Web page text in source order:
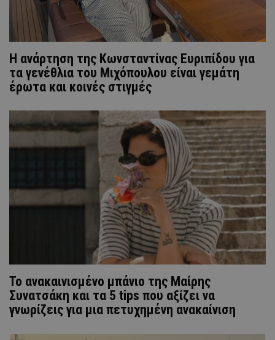
Η ανάρτηση της Kωνσταντίνας Ευριπίδου για
τα γενέθλια του Μιχόπουλου είναι γεμάτη
έρωτα και κοινές στιγμές
Το ανακαινισμένο μπάνιο της Μαίρης
Συνατσάκη και τα 5 tips που αξίζει να
γνωρίζεις για μια πετυχημένη ανακαίνιση